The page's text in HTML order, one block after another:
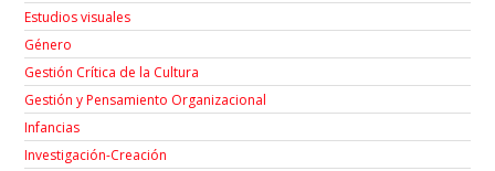
Estudios visuales
Género
Gestión Crítica de la Cultura
Gestión y Pensamiento Organizacional
Infancias
Investigación-Creación